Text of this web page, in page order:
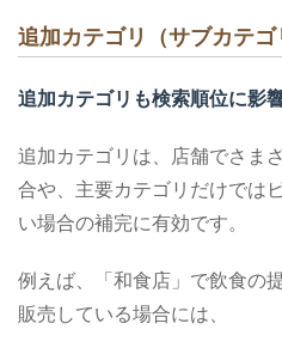
追加カテゴリ（サブカテゴ
追加カテゴリも検索順位に影
追加カテゴリは、店舗でさま
合や、主要カテゴリだけでは
い場合の補完に有効です。
例えば、「和食店」で飲食の
販売している場合には、